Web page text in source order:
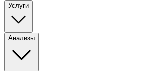
Услуги
Анализы